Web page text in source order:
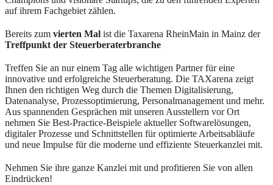
auf ihrem Fachgebiet zählen.
Bereits zum vierten Mal ist die Taxarena RheinMain in Mainz der
Treffpunkt der Steuerberaterbranche
Treffen Sie an nur einem Tag alle wichtigen Partner für eine
innovative und erfolgreiche Steuerberatung. Die TAXarena zeigt
Ihnen den richtigen Weg durch die Themen Digitalisierung,
Datenanalyse, Prozessoptimierung, Personalmanagement und mehr.
Aus spannenden Gesprächen mit unseren Ausstellern vor Ort
nehmen Sie Best-Practice-Beispiele aktueller Softwarelösungen,
digitaler Prozesse und Schnittstellen für optimierte Arbeitsabläufe
und neue Impulse für die moderne und effiziente Steuerkanzlei mit.
Nehmen Sie ihre ganze Kanzlei mit und profitieren Sie von allen
Eindrücken!